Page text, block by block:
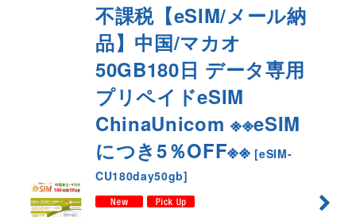
不課税【eSIM/メール納
品】中国/マカオ
50GB180日 データ専用
プリペイドeSIM
ChinaUnicom ※※eSIM
につき5％OFF※※ [eSIM-
CU180day50gb]